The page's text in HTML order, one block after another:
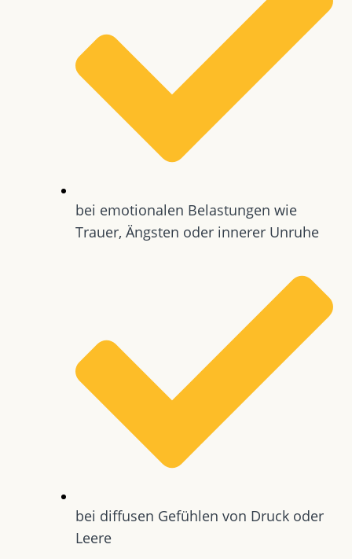
bei emotionalen Belastungen wie
Trauer, Ängsten oder innerer Unruhe
bei diffusen Gefühlen von Druck oder
Leere